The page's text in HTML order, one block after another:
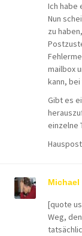
Ich habe
Nun
zu
mailbox
kann,
Gibt es
einzelne
Hauspost
Michael
[quote
Weg,